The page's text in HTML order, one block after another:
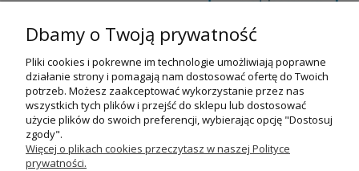
Widzew).
Godziny otwarcia:
pn-pt 9:00-17:00
+48 530 230 483
psokoty@psokoty.pl
Dbamy o Twoją prywatność
Pliki cookies i pokrewne im technologie umożliwiają poprawne
działanie strony i pomagają nam dostosować ofertę do Twoich
potrzeb. Możesz zaakceptować wykorzystanie przez nas
wszystkich tych plików i przejść do sklepu lub dostosować
użycie plików do swoich preferencji, wybierając opcję "Dostosuj
zgody".
Więcej o plikach cookies przeczytasz w naszej Polityce
prywatności.